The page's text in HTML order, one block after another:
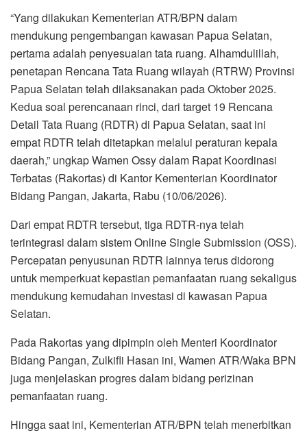
“Yang dilakukan Kementerian ATR/BPN dalam
mendukung pengembangan kawasan Papua Selatan,
pertama adalah penyesuaian tata ruang. Alhamdulillah,
penetapan Rencana Tata Ruang wilayah (RTRW) Provinsi
Papua Selatan telah dilaksanakan pada Oktober 2025.
Kedua soal perencanaan rinci, dari target 19 Rencana
Detail Tata Ruang (RDTR) di Papua Selatan, saat ini
empat RDTR telah ditetapkan melalui peraturan kepala
daerah,” ungkap Wamen Ossy dalam Rapat Koordinasi
Terbatas (Rakortas) di Kantor Kementerian Koordinator
Bidang Pangan, Jakarta, Rabu (10/06/2026).
Dari empat RDTR tersebut, tiga RDTR-nya telah
terintegrasi dalam sistem Online Single Submission (OSS).
Percepatan penyusunan RDTR lainnya terus didorong
untuk memperkuat kepastian pemanfaatan ruang sekaligus
mendukung kemudahan investasi di kawasan Papua
Selatan.
Pada Rakortas yang dipimpin oleh Menteri Koordinator
Bidang Pangan, Zulkifli Hasan ini, Wamen ATR/Waka BPN
juga menjelaskan progres dalam bidang perizinan
pemanfaatan ruang.
Hingga saat ini, Kementerian ATR/BPN telah menerbitkan